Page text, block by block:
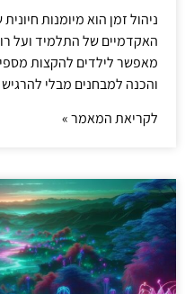
ניהול זמן הוא מיומנות
האקדמיים של התלמיד ועל
מאפשר לילדים להקצות
והכנה למבחנים מבלי
לקריאת המאמר »